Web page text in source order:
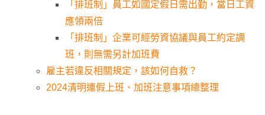
「排班制」員工如國定假日需出勤，當日工資
應領兩倍
「排班制」企業可經勞資協議與員工約定調
班，則無需另計加班費
雇主若違反相關規定，該如何自救？
2024清明連假上班、加班注意事項總整理